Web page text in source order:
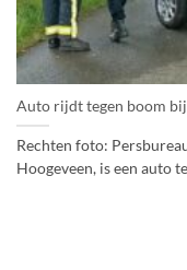
Auto rijdt tegen boom
Rechten foto:
Hoogeveen, is een auto